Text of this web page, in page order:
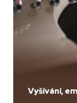
Vyšívání,